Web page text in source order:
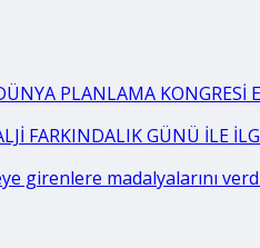
PLANLAMA KONGRESİ
FARKINDALIK GÜNÜ İLE
girenlere madalyalarını